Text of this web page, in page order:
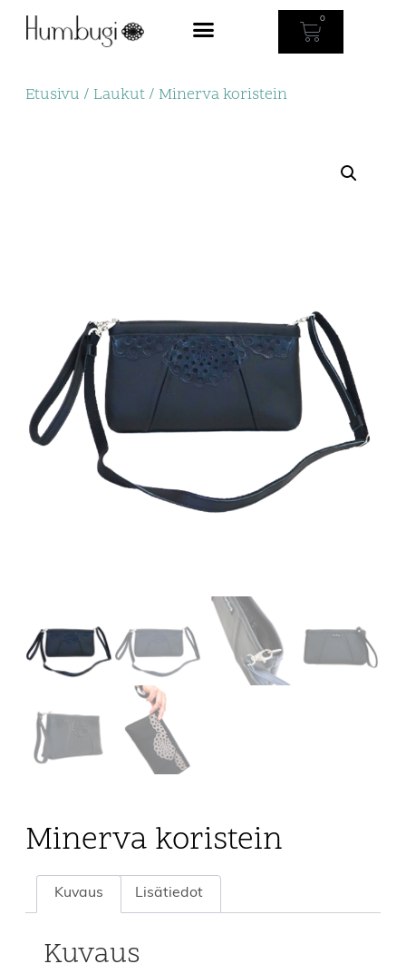
0
Etusivu / Laukut/ Minerva koristein
Minerva koristein
Kuvaus Lisätiedot
Kuvaus